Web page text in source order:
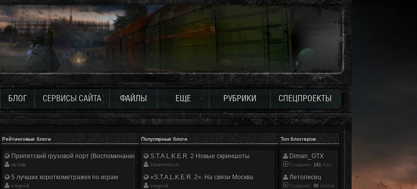
БЛОГ СЕРВИСЫ САЙТА ФАЙЛЫ ЕЩЕ РУБРИКИ СПЕЦПРОЕКТЫ
Рейтинговые блоги Популярные блоги Топ блоггеров
Припятский грузовой порт (Воспоминания ликвидатора)
racindp
5 лучших короткометражек по играм
snegovik
S.T.A.L.K.E.R. 2 Новые скриншоты
JohannHirsch
«S.T.A.L.K.E.R. 2». На связи Москва
snegovik
Diman_GTX
Созданно: 161 блог
Летописец
Созданно: 96 блогов